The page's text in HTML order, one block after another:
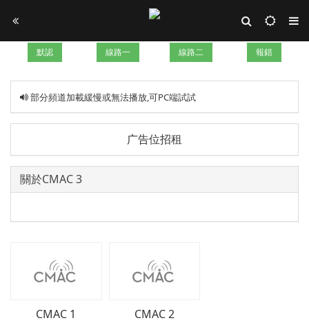
默認 線路一 線路二 報錯
部分頻道加載緩慢或無法播放,可PC端試試
广告位招租
關於CMAC 3
CMAC 1 CMAC 2